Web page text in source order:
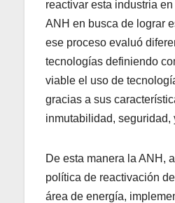
reactivar esta industria
ANH en busca de lograr
ese proceso evaluó
tecnologías definiendo
viable el uso de
gracias a sus
inmutabilidad, seguridad,
De esta manera la ANH,
política de reactivación
área de energía,